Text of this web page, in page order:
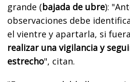
grande (bajada de ubre):
observaciones debe
el vientre y apartarla, si
realizar una vigilancia y
estrecho", citan.